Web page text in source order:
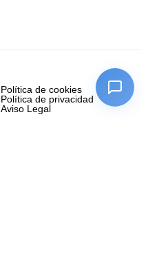
Política de cookies
Política de privacidad
Aviso Legal